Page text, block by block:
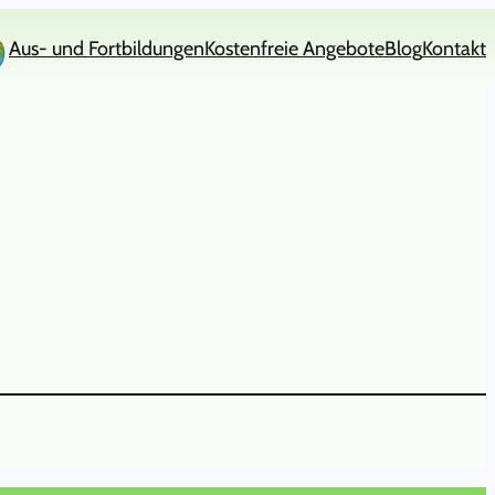
Aus- und FortbildungenKostenfreie AngeboteBlogKontakt